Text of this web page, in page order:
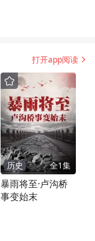
打开app阅读
历史 全1集
暴雨将至·卢沟桥
事变始末